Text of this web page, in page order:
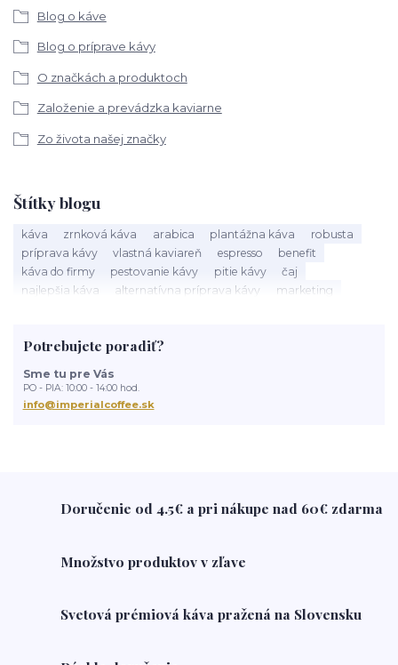
Blog o káve
Blog o príprave kávy
O značkách a produktoch
Založenie a prevádzka kaviarne
Zo života našej značky
Štítky blogu
káva zrnková káva arabica plantážna káva
robusta
príprava kávy
vlastná kaviareň espresso
benefit
káva do firmy
pestovanie kávy pitie kávy
čaj
najlepšia káva
alternatívna príprava kávy
marketing
acidita
zdravie Káva
Slovensko
Eshop
kolatch
tuby kolatch
Potrebujete poradiť?
Sme tu pre Vás
PO - PIA: 10:00 - 14:00 hod.
info@imperialcoffee.sk
Doručenie od 4.5€ a pri nákupe nad 60€ zdarma
Množstvo produktov v zľave
Svetová prémiová káva pražená na Slovensku